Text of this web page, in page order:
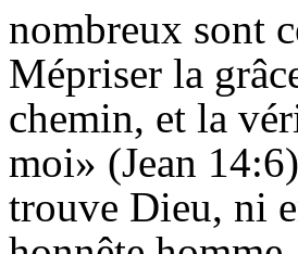
nombreux sont
Mépriser la
chemin, et la
moi» (Jean
trouve Dieu, ni